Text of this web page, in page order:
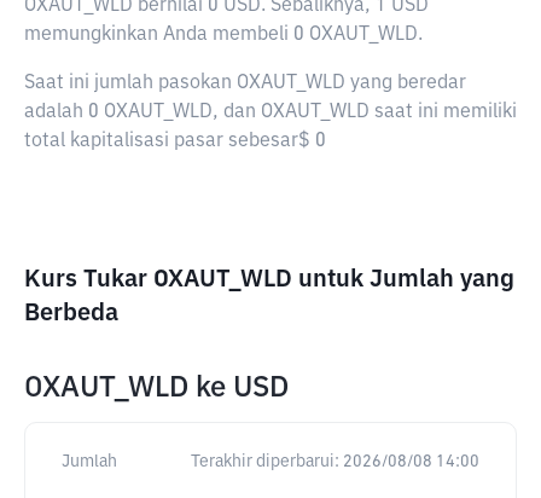
OXAUT_WLD bernilai 0 USD. Sebaliknya, 1 USD
memungkinkan Anda membeli 0 OXAUT_WLD.
Saat ini jumlah pasokan OXAUT_WLD yang beredar
adalah 0 OXAUT_WLD, dan OXAUT_WLD saat ini memiliki
total kapitalisasi pasar sebesar$ 0
Kurs Tukar OXAUT_WLD untuk Jumlah yang
Berbeda
OXAUT_WLD ke USD
Jumlah Terakhir diperbarui: 2026/08/08 14:00